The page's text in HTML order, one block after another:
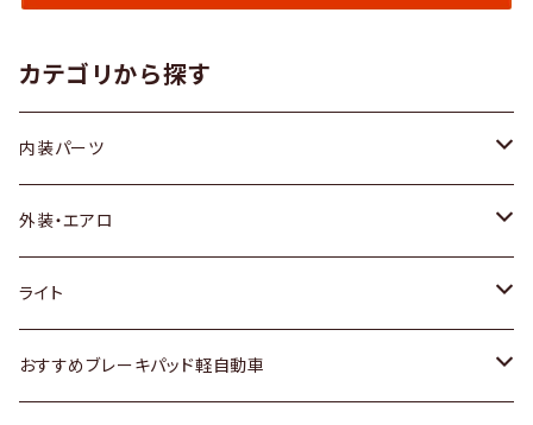
カテゴリから探す
内装パーツ
トヨタ
ホンダ
スズキ
外装・エアロ
トヨタ
ホンダ
ライト
トヨタ
おすすめブレーキパッド軽自動車